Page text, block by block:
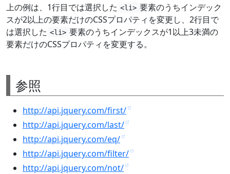
上の例は、1行目では選択した <li> 要素のうちインデック
スが2以上の要素だけのCSSプロパティを変更し、2行目で
は選択した <li> 要素のうちインデックスが1以上3未満の
要素だけのCSSプロパティを変更する。
参照
http://api.jquery.com/first/
http://api.jquery.com/last/
http://api.jquery.com/eq/
http://api.jquery.com/filter/
http://api.jquery.com/not/